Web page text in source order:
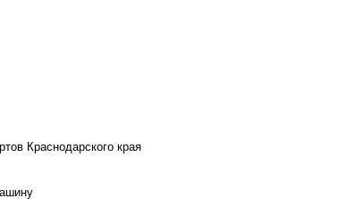
Краснодарского края